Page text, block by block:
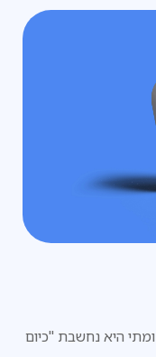
היא נחשבת "כיום